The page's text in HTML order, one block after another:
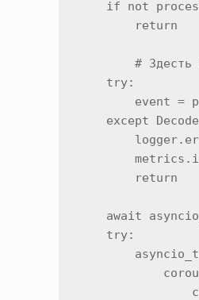
if not
        return
    try:
event =
except
        return
await
    try: